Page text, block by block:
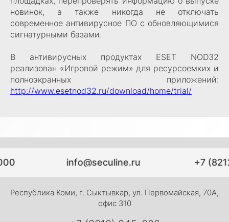
новинок, а также никогда не отключать
современное антивирусное ПО с обновляющимися
сигнатурными базами.
В антивирусных продуктах ESET NOD32
реализован «Игровой режим» для ресурсоемких и
полноэкранных приложений:
http://www.esetnod32.ru/download/home/trial/
info@seculine.ru +7
Республика Коми, г. Сыктывкар, ул. Первомайская, 70А,
офис 310